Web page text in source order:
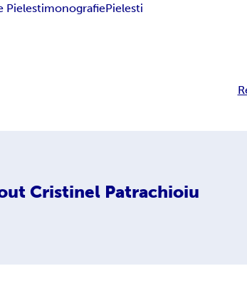
PielestimonografiePielesti
Cristinel Patrachioiu